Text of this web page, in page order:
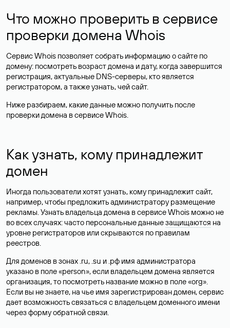
Что можно проверить в сервисе
проверки домена Whois
Сервис Whois позволяет собрать информацию о сайте по
домену: посмотреть возраст домена и дату, когда завершится
регистрация, актуальные DNS-серверы, кто является
регистратором, а также узнать, чей сайт.
Ниже разбираем, какие данные можно получить после
проверки домена в сервисе Whois.
Как узнать, кому принадлежит
домен
Иногда пользователи хотят узнать, кому принадлежит сайт,
например, чтобы предложить администратору размещение
рекламы. Узнать владельца домена в сервисе Whois можно не
во всех случаях: часто персональные данныезащищаются на
уровне регистраторов или скрываются по правилам
реестров.
Для доменов в зонах .ru, .su и .рф имя администратора
указано в поле «person», если владельцем домена является
организация, то посмотреть название можно в поле «org».
Если вы не знаете, на чье имя зарегистрирован домен, сервис
дает возможность связаться с владельцем доменного имени
через форму обратной связи.